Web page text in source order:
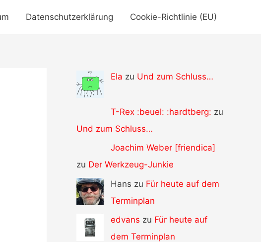
Datenschutzerklärung Cookie-Richtlinie (EU)
Ela zu Und zum Schluss…
T-Rex :beuel: :hardtberg: zu
Und zum Schluss…
Joachim Weber [friendica]
zu Der Werkzeug-Junkie
Hans zu Für heute auf dem
Terminplan
edvans zu Für heute auf
dem Terminplan